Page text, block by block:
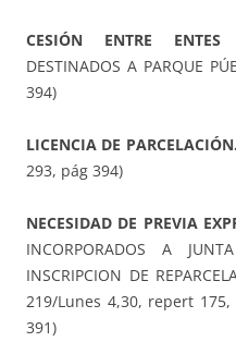
CESIÓN ENTRE ENTES
DESTINADOS A PARQUE
394)
LICENCIA DE PARCELACIÓN.
293, pág 394)
NECESIDAD DE PREVIA
INCORPORADOS A
INSCRIPCION DE
219/Lunes 4,30, repert
391)